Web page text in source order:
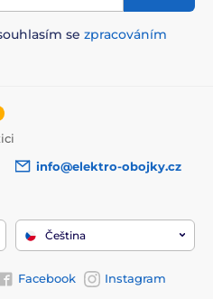
se zpracováním
info@elektro-obojky.cz
Čeština
Facebook Instagram